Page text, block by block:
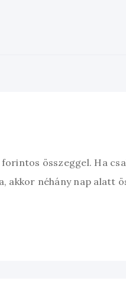
összeggel. Ha
akkor néhány nap alatt